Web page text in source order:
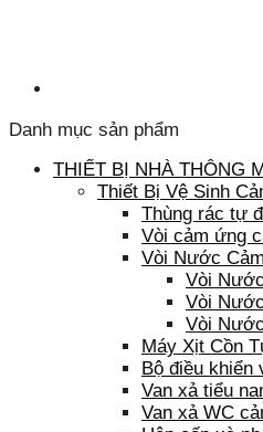
Danh mục sản phẩm
THIẾT BỊ NHÀ THÔNG
Thiết Bị Vệ Sinh
Thùng rác tự
Vòi cảm ứng
Vòi Nước
Vòi
Vòi
Vòi
Máy Xịt Cồn
Bộ điều khiển
Van xả tiểu
Van xả WC